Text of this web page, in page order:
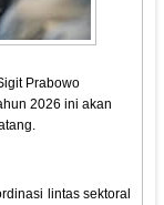
Prabowo
2026 ini akan
lintas sektoral